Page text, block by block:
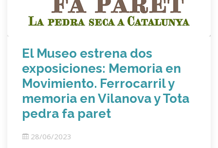
El Museo estrena dos
exposiciones: Memoria en
Movimiento. Ferrocarril y
memoria en Vilanova y Tota
pedra fa paret
28/06/2023